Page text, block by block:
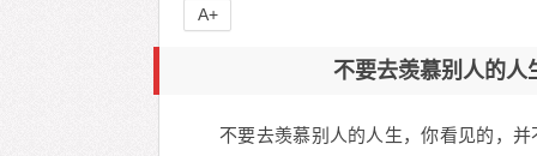
不要去羡慕别人的人
不要去羡慕别人的人生，你看见的，
A+